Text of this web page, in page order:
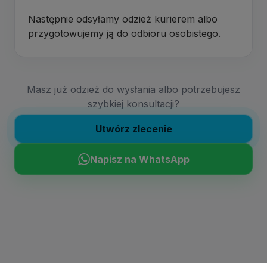
Następnie odsyłamy odzież kurierem albo
przygotowujemy ją do odbioru osobistego.
Masz już odzież do wysłania albo potrzebujesz
szybkiej konsultacji?
Utwórz zlecenie
Napisz na WhatsApp